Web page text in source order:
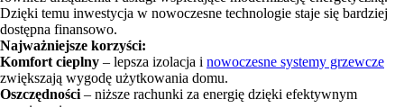
Dzięki temu inwestycja w nowoczesne technologie staje się bardziej
dostępna finansowo.
Najważniejsze korzyści:
Komfort cieplny – lepsza izolacja i nowoczesne systemy grzewcze
zwiększają wygodę użytkowania domu.
Oszczędności – niższe rachunki za energię dzięki efektywnym